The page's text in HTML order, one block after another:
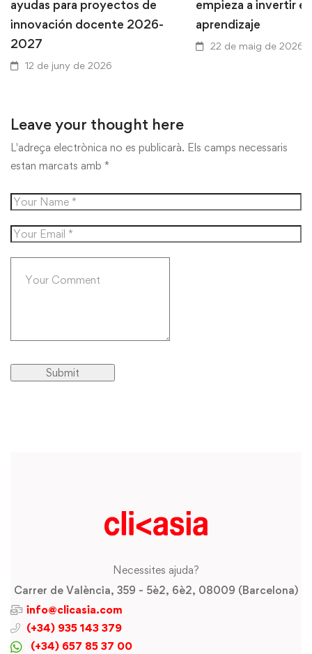
ayudas para proyectos de
innovación docente 2026-
2027
12 de juny de 2026
empieza a invertir
aprendizaje
22 de maig de 2026
Leave your thought here
L'adreça electrònica no es publicarà. Els camps necessaris
estan marcats amb *
Necessites ajuda?
Carrer de València, 359 - 5è2, 6è2, 08009 (Barcelona)
info@clicasia.com
(+34) 935 143 379
(+34) 657 85 37 00